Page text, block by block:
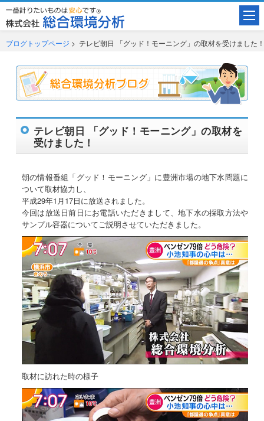
ブログトップページ > テレビ朝日 「グッド！モーニング」の取材を受けました！
テレビ朝日 「グッド！モーニング」の取材を
受けました！
朝の情報番組「グッド！モーニング」に豊洲市場の地下水問題に
ついて取材協力し、
平成29年1月17日に放送されました。
今回は放送日前日にお電話いただきまして、地下水の採取方法や
サンプル容器についてご説明させていただきました。
取材に訪れた時の様子